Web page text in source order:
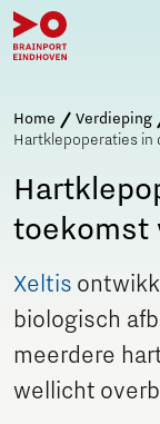
Home
Verdieping
Hartklepoperaties
toekomst
Xeltis
biologisch
meerdere
wellicht